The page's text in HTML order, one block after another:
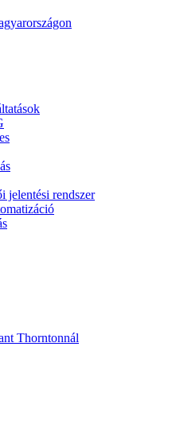
jelentési rendszer
Thorntonnál